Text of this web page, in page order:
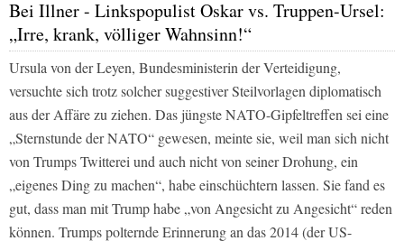
Bei Illner - Linkspopulist Oskar vs. Truppen-Ursel:
„Irre, krank, völliger Wahnsinn!“
Ursula von der Leyen, Bundesministerin der Verteidigung,
versuchte sich trotz solcher suggestiver Steilvorlagen diplomatisch
aus der Affäre zu ziehen. Das jüngste NATO-Gipfeltreffen sei eine
„Sternstunde der NATO“ gewesen, meinte sie, weil man sich nicht
von Trumps Twitterei und auch nicht von seiner Drohung, ein
„eigenes Ding zu machen“, habe einschüchtern lassen. Sie fand es
gut, dass man mit Trump habe „von Angesicht zu Angesicht“ reden
können. Trumps polternde Erinnerung an das 2014 (der US-